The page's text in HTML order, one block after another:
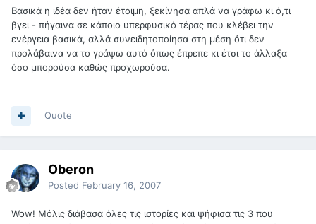
Βασικά η ιδέα δεν ήταν έτοιμη, ξεκίνησα απλά να γράφω κι ό,τι
βγει - πήγαινα σε κάποιο υπερφυσικό τέρας που κλέβει την
ενέργεια βασικά, αλλά συνειδητοποίησα στη μέση ότι δεν
προλάβαινα να το γράψω αυτό όπως έπρεπε κι έτσι το άλλαξα
όσο μπορούσα καθώς προχωρούσα.
Quote
Oberon
Posted February 16, 2007
Wow! Μόλις διάβασα όλες τις ιστορίες και ψήφισα τις 3 που